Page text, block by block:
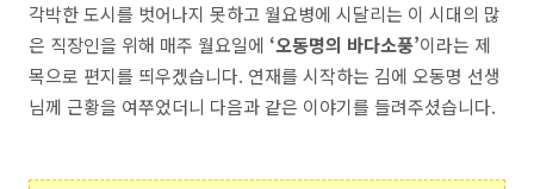
각박한 도시를 벗어나지 못하고 월요병에 시달리는 이 시대의 많
은 직장인을 위해 매주 월요일에 ‘오동명의 바다소풍’이라는 제
목으로 편지를 띄우겠습니다. 연재를 시작하는 김에 오동명 선생
님께 근황을 여쭈었더니 다음과 같은 이야기를 들려주셨습니다.